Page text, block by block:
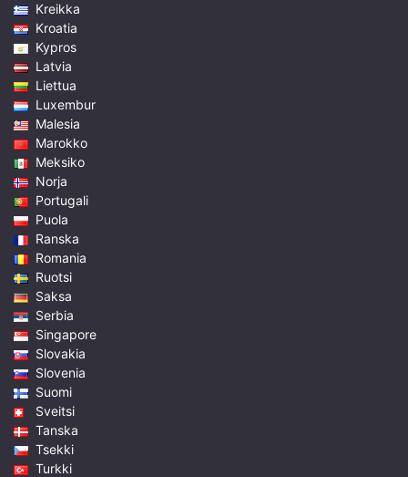
Kreikka
Kroatia
Kypros
Latvia
Liettua
Luxembur
Malesia
Marokko
Meksiko
Norja
Portugali
Puola
Ranska
Romania
Ruotsi
Saksa
Serbia
Singapore
Slovakia
Slovenia
Suomi
Sveitsi
Tanska
Tsekki
Turkki